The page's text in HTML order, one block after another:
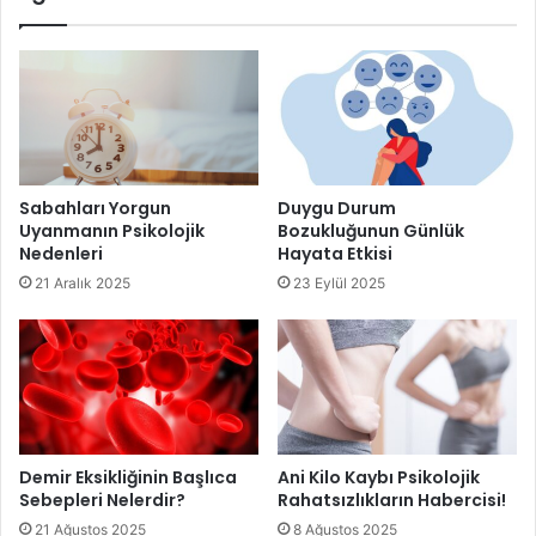
Sabahları Yorgun
Uyanmanın Psikolojik
Nedenleri
21 Aralık 2025
Duygu Durum
Bozukluğunun Günlük
Hayata Etkisi
23 Eylül 2025
Demir Eksikliğinin Başlıca
Sebepleri Nelerdir?
21 Ağustos 2025
Ani Kilo Kaybı Psikolojik
Rahatsızlıkların Habercisi!
8 Ağustos 2025